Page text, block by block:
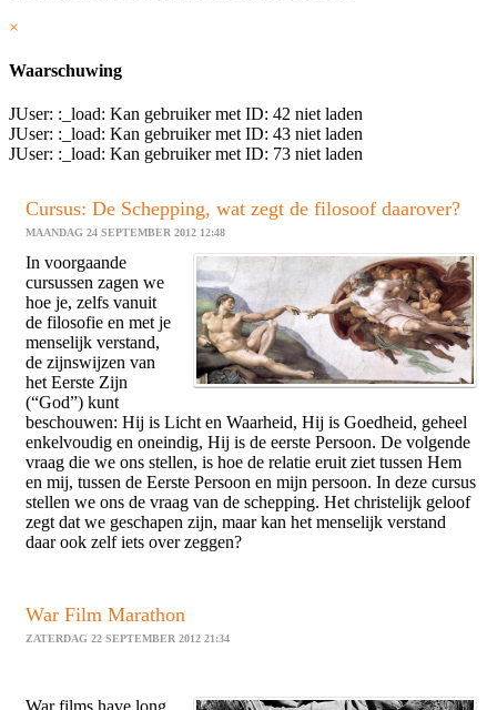
×
Waarschuwing
JUser: :_load: Kan gebruiker met ID: 42 niet laden
JUser: :_load: Kan gebruiker met ID: 43 niet laden
JUser: :_load: Kan gebruiker met ID: 73 niet laden
Cursus: De Schepping, wat zegt de filosoof daarover?
MAANDAG 24 SEPTEMBER 2012 12:48
In voorgaande
cursussen zagen we
hoe je, zelfs vanuit
de filosofie en met je
menselijk verstand,
de zijnswijzen van
het Eerste Zijn
(“God”) kunt
beschouwen: Hij is Licht en Waarheid, Hij is Goedheid, geheel
enkelvoudig en oneindig, Hij is de eerste Persoon. De volgende
vraag die we ons stellen, is hoe de relatie eruit ziet tussen Hem
en mij, tussen de Eerste Persoon en mijn persoon. In deze cursus
stellen we ons de vraag van de schepping. Het christelijk geloof
zegt dat we geschapen zijn, maar kan het menselijk verstand
daar ook zelf iets over zeggen?
War Film Marathon
ZATERDAG 22 SEPTEMBER 2012 21:34